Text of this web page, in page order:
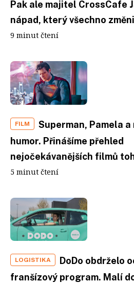
Pak ale majitel CrossCafe
nápad, který všechno
9 minut čtení
FILM
Superman, Pamela
humor. Přinášíme přehled
nejočekávanějších filmů
5 minut čtení
LOGISTIKA
DoDo obdrželo
franšízový program. Malí